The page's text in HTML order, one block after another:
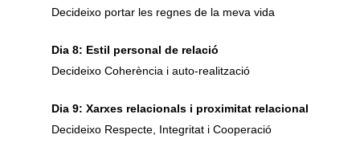
Decideixo portar les regnes de la meva vida
Dia 8: Estil personal de relació
Decideixo Coherència i auto-realització
Dia 9: Xarxes relacionals i proximitat relacional
Decideixo Respecte, Integritat i Cooperació